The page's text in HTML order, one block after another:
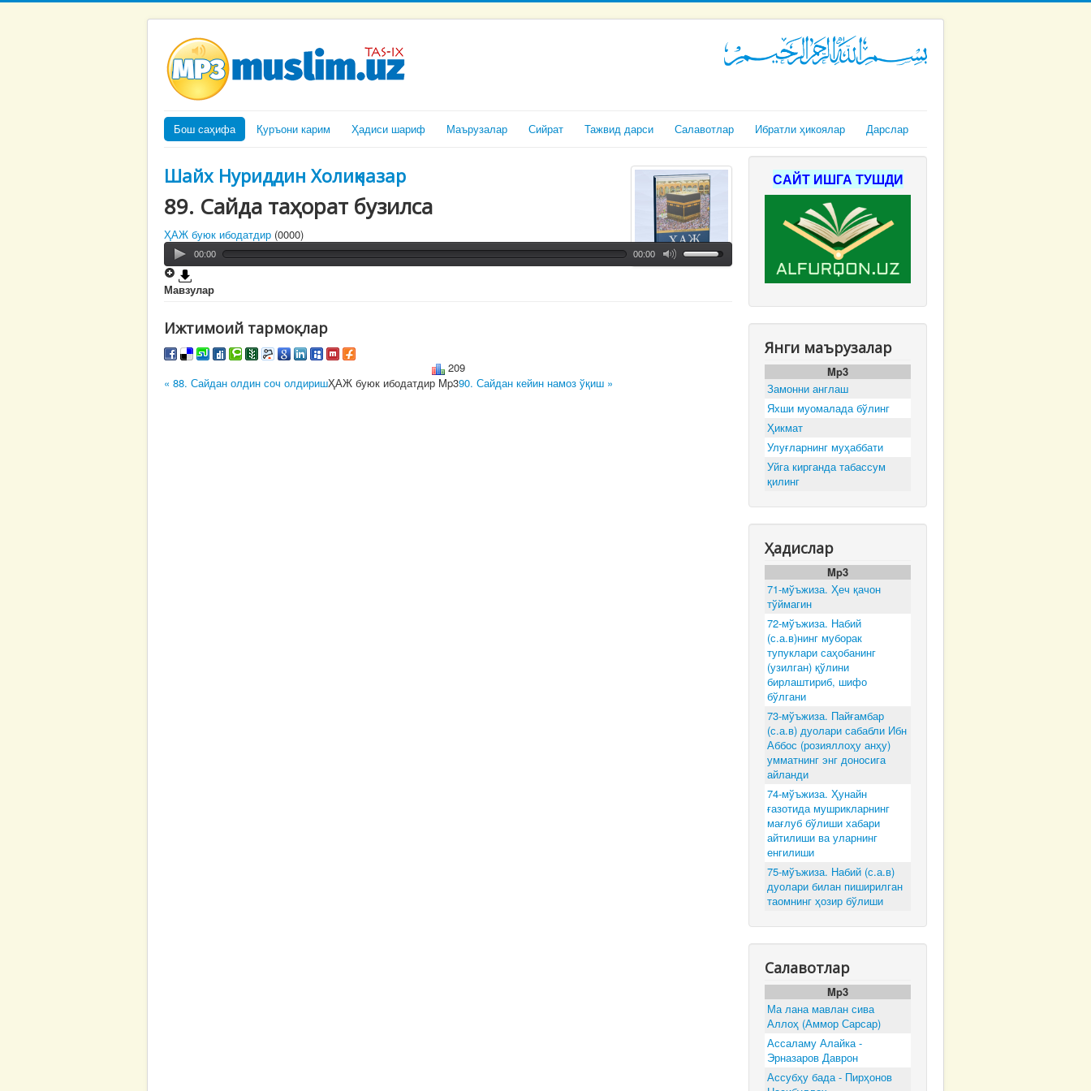
Бош саҳифа Қуръони карим Ҳадиси шариф Маърузалар Сийрат Тажвид дарси Салавотлар Ибратли ҳикоялар Дарслар
Шайх Нуриддин Холиқназар
89. Сайда таҳорат бузилса
ҲАЖ буюк ибодатдир (0000)
00:00 00:00
Мавзулар
Ижтимоий тармоқлар
209
« 88. Сайдан олдин соч олдиришҲАЖ буюк ибодатдир Mp390. Сайдан кейин намоз ўқиш »
САЙТ ИШГА ТУШДИ
Янги маърузалар
Mp3
Замонни англаш
Яхши муомалада бўлинг
Ҳикмат
Улуғларнинг муҳаббати
Уйга кирганда табассум
қилинг
Ҳадислар
Mp3
71-мўъжиза. Ҳеч қачон
тўймагин
72-мўъжиза. Набий
(с.а.в)нинг муборак
тупуклари саҳобанинг
(узилган) қўлини
бирлаштириб, шифо
бўлгани
73-мўъжиза. Пайғамбар
(с.а.в) дуолари сабабли Ибн
Аббос (розияллоҳу анҳу)
умматнинг энг доносига
айланди
74-мўъжиза. Ҳунайн
ғазотида мушрикларнинг
мағлуб бўлиши хабари
айтилиши ва уларнинг
енгилиши
75-мўъжиза. Набий (с.а.в)
дуолари билан пиширилган
таомнинг ҳозир бўлиши
Салавотлар
Mp3
Ма лана мавлан сива
Аллоҳ (Аммор Сарсар)
Ассаламу Алайка -
Эрназаров Даврон
Ассубҳу бада - Пирҳонов